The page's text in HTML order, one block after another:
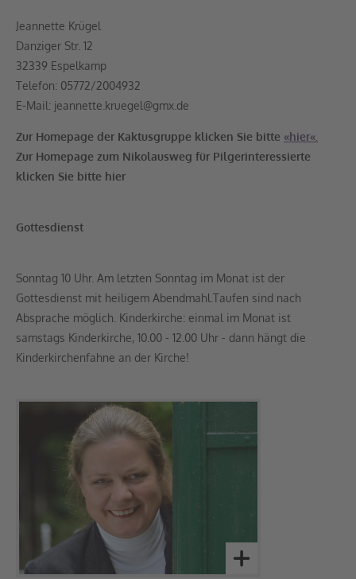
Jeannette Krügel
Danziger Str. 12
32339 Espelkamp
Telefon: 05772/2004932
E-Mail: jeannette.kruegel@gmx.de
Zur Homepage der Kaktusgruppe klicken Sie bitte «hier«.
Zur Homepage zum Nikolausweg für Pilgerinteressierte
klicken Sie bitte hier
Gottesdienst
Sonntag 10 Uhr. Am letzten Sonntag im Monat ist der
Gottesdienst mit heiligem Abendmahl.Taufen sind nach
Absprache möglich. Kinderkirche: einmal im Monat ist
samstags Kinderkirche, 10.00 - 12.00 Uhr - dann hängt die
Kinderkirchenfahne an der Kirche!